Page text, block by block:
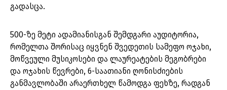
გადასცა.
500-ზე მეტი ადამიანისგან შემდგარი აუდიტორია,
რომელთა შორისაც იყვნენ შვედეთის სამეფო ოჯახი,
მოწვეული მუსიკოსები და ლაურეატების მეგობრები
და ოჯახის წევრები, 6-საათიანი ღონისძიების
განმავლობაში არაერთხელ წამოდგა ფეხზე, რადგან